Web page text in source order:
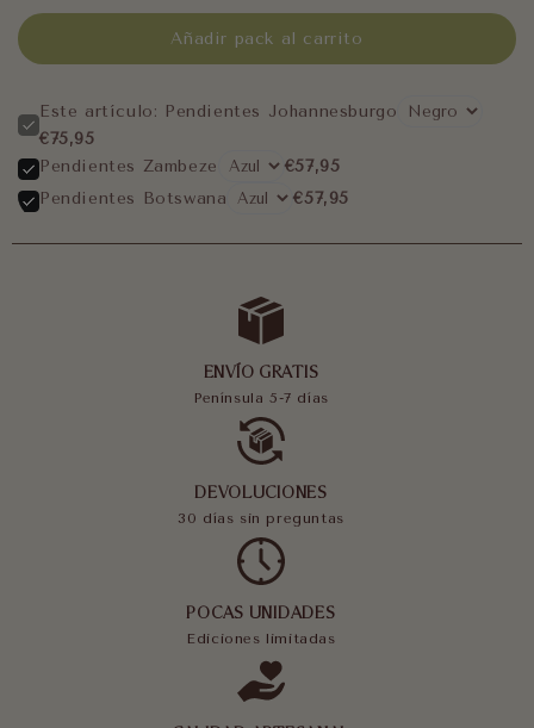
Añadir pack al carrito
Este artículo: Pendientes Johannesburgo
€75,95
Pendientes Zambeze
€57,95
Pendientes Botswana
€57,95
ENVÍO GRATIS
Península 5-7 días
DEVOLUCIONES
30 días sin preguntas
POCAS UNIDADES
Ediciones limitadas